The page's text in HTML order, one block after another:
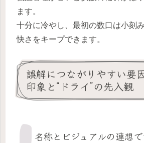
ます。
十分に冷やし、最初の数口は小刻
快さをキープできます。
誤解につながりやすい要
印象と“ドライ”の先入観
名称とビジュアルの連想